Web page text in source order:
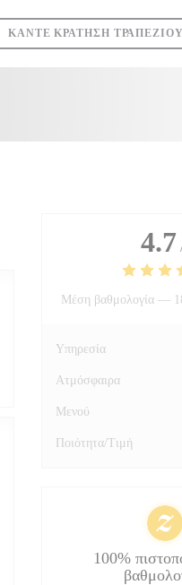
ΚΆΝΤΕ ΚΡΆΤΗΣΗ ΤΡΑΠΕΖΙΟΎ
4.7
Μέση βαθμολογία —
Υπηρεσία
Ατμόσφαιρα
Μενού
Ποιότητα/Τιμή
100%